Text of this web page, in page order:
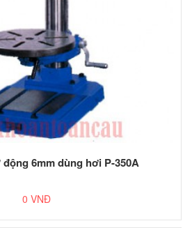
6mm dùng hơi P-350A
0 VNĐ